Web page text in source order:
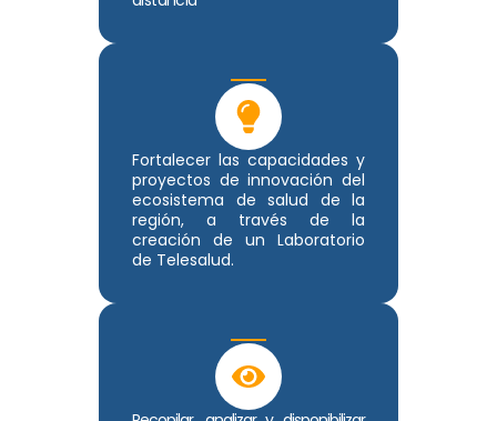
Fortalecer las capacidades y
proyectos de innovación del
ecosistema de salud de la
región, a través de la
creación de un Laboratorio
de Telesalud.